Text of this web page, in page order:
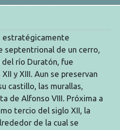
estratégicamente
septentrional de un cerro,
río Duratón, fue
y XIII. Aun se preservan
castillo, las murallas,
de Alfonso VIII. Próxima a
tercio del siglo XII, la
de la cual se